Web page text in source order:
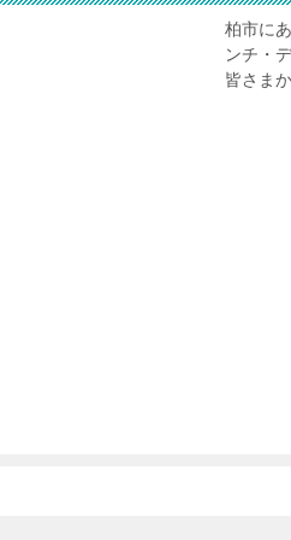
柏市に
ンチ・
皆さま